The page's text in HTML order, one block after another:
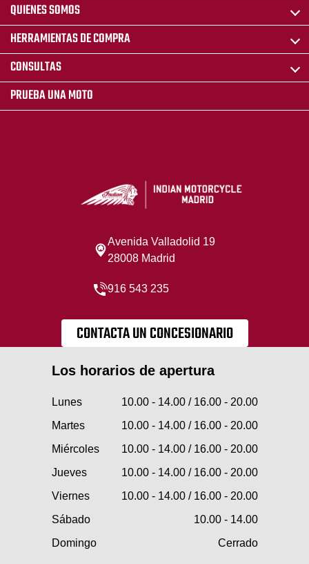
QUIENES SOMOS
HERRAMIENTAS DE COMPRA
CONSULTAS
PRUEBA UNA MOTO
Avenida Valladolid 19
28008 Madrid
916 543 235
CONTACTA UN CONCESIONARIO
Los horarios de apertura
Lunes
10.00 - 14.00 / 16.00 - 20.00
Martes
10.00 - 14.00 / 16.00 - 20.00
Miércoles
10.00 - 14.00 / 16.00 - 20.00
Jueves
10.00 - 14.00 / 16.00 - 20.00
Viernes
10.00 - 14.00 / 16.00 - 20.00
Sábado
10.00 - 14.00
Domingo
Cerrado